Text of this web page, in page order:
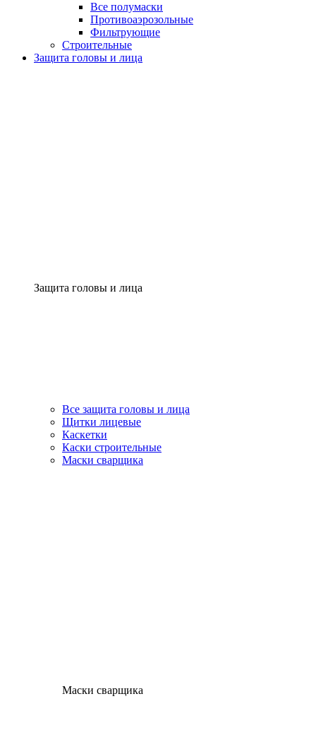
Все полумаски
Противоаэрозольные
Фильтрующие
Строительные
Защита головы и лица
Защита головы и лица
Все защита головы и лица
Щитки лицевые
Каскетки
Каски строительные
Маски сварщика
Маски сварщика